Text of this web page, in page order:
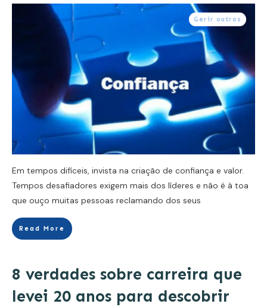
Gerir outros
Em tempos difíceis, invista na criação de confiança e valor.
Tempos desafiadores exigem mais dos líderes e não é à toa
que ouço muitas pessoas reclamando dos seus
Read More
8 verdades sobre carreira que
levei 20 anos para descobrir